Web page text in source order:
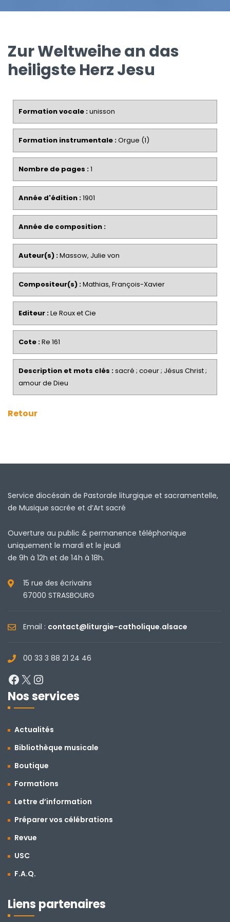
Zur Weltweihe an das
heiligste Herz Jesu
Formation vocale :unisson
Formation instrumentale :Orgue (1)
Nombre de pages :1
Année d'édition :1901
Année de composition :
Auteur(s) :Massow, Julie von
Compositeur(s) :Mathias, François-Xavier
Editeur :Le Roux et Cie
Cote :Re 161
Description et mots clés :sacré ; coeur ; Jésus Christ ;
amour de Dieu
Retour
Service diocésain de Pastorale liturgique et sacramentelle,
de Musique sacrée et d’Art sacré
Ouverture au public & permanence téléphonique
uniquement le mardi et le jeudi
de 9h à 12h et de 14h à 18h.
15 rue des écrivains
67000 STRASBOURG
Email : contact@liturgie-catholique.alsace
00 33 3 88 21 24 46
Facebook
X
Nos services
Actualités
Bibliothèque musicale
Boutique
Formations
Lettre d’information
Préparer vos célébrations
Revue
USC
F.A.Q.
Liens partenaires